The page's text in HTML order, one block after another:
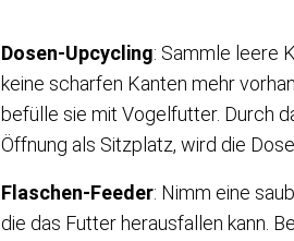
Dosen-Upcycling: Sammle leere
keine scharfen Kanten mehr
befülle sie mit Vogelfutter. Durch
Öffnung als Sitzplatz, wird die
Flaschen-Feeder: Nimm eine
die das Futter herausfallen kann.